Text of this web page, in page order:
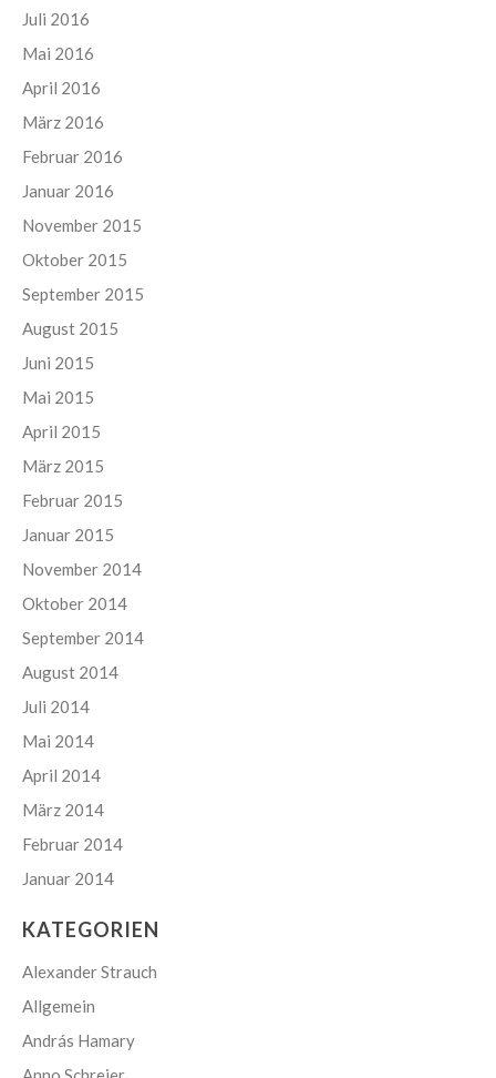
Juli 2016
Mai 2016
April 2016
März 2016
Februar 2016
Januar 2016
November 2015
Oktober 2015
September 2015
August 2015
Juni 2015
Mai 2015
April 2015
März 2015
Februar 2015
Januar 2015
November 2014
Oktober 2014
September 2014
August 2014
Juli 2014
Mai 2014
April 2014
März 2014
Februar 2014
Januar 2014
KATEGORIEN
Alexander Strauch
Allgemein
András Hamary